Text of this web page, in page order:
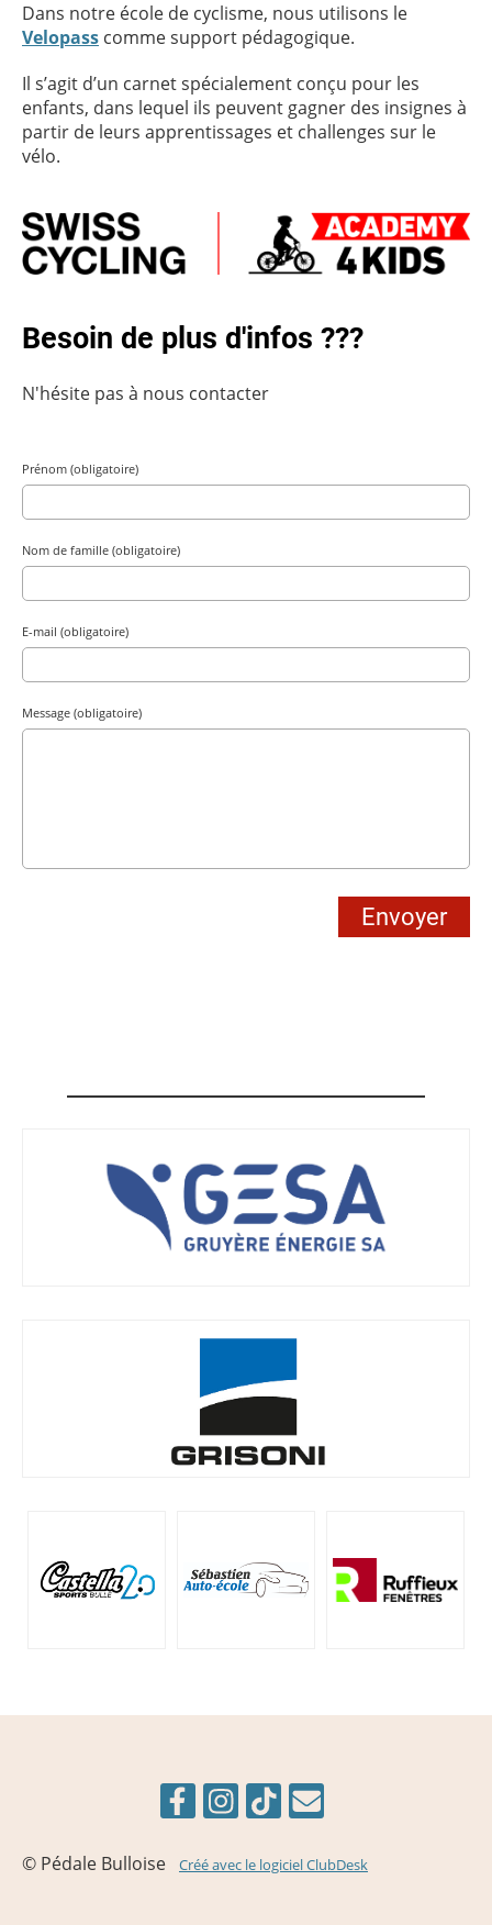
Dans notre école de cyclisme, nous utilisons le
Velopass comme support pédagogique.
Il s’agit d’un carnet spécialement conçu pour les
enfants, dans lequel ils peuvent gagner des insignes à
partir de leurs apprentissages et challenges sur le
vélo.
Besoin de plus d'infos ???
N'hésite pas à nous contacter
Prénom (obligatoire)
Nom de famille (obligatoire)
E-mail (obligatoire)
Message (obligatoire)
© Pédale Bulloise Créé avec le logiciel ClubDesk